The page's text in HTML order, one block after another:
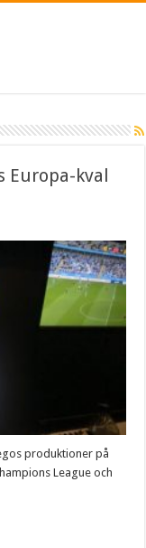
Europa-kval
produktioner på
League och